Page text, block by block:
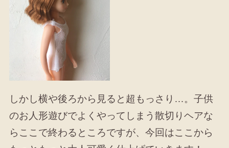
しかし横や後ろから見ると超もっさり…。子供
のお人形遊びでよくやってしまう散切りヘアな
らここで終わるところですが、今回はここから